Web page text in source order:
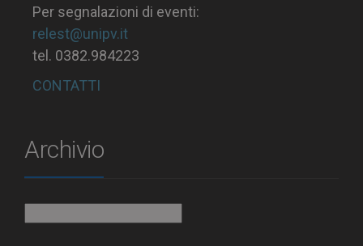
Per segnalazioni di eventi:
relest@unipv.it
tel. 0382.984223
CONTATTI
Archivio